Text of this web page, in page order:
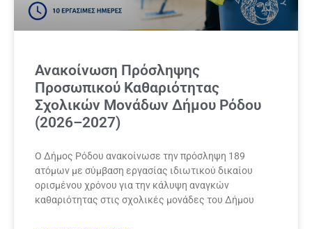
Ανακοίνωση Πρόσληψης
Προσωπικού Καθαριότητας
Σχολικών Μονάδων Δήμου Ρόδου
(2026–2027)
Ο Δήμος Ρόδου ανακοίνωσε την πρόσληψη 189
ατόμων με σύμβαση εργασίας ιδιωτικού δικαίου
ορισμένου χρόνου για την κάλυψη αναγκών
καθαριότητας στις σχολικές μονάδες του Δήμου